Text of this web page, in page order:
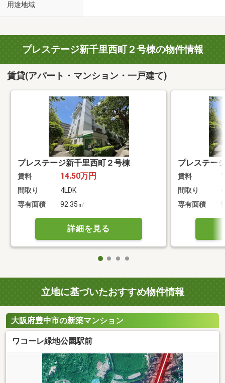
用途地域
プレステージ新千里西町２号棟の物件情報
賃貸(アパート・マンション・一戸建て)
プレステージ新千里西町２号棟
賃料 14.50万円
間取り
4LDK
専有面積
92.35㎡
詳細を見る
プレステー
賃料
間取り
専有面積
立地に基づいたおすすめ物件情報
大阪府豊中市の新築マンション
ワコーレ緑地公園駅前